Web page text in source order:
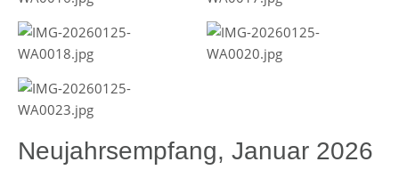
Neujahrsempfang, Januar 2026